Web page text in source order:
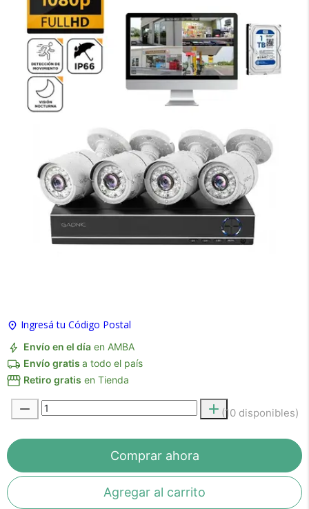
Ingresá tu Código Postal
Envío en el día en AMBA
Envío gratis a todo el país
Retiro gratis en Tienda
(10 disponibles)
Comprar ahora
Agregar al carrito
Medios de Pago